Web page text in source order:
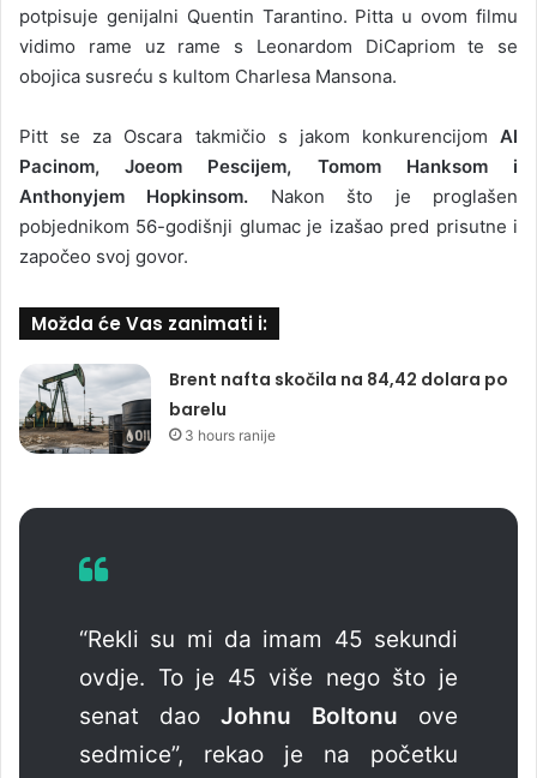
potpisuje genijalni Quentin Tarantino. Pitta u ovom filmu
vidimo rame uz rame s Leonardom DiCapriom te se
obojica susreću s kultom Charlesa Mansona.
Pitt se za Oscara takmičio s jakom konkurencijom Al
Pacinom, Joeom Pescijem, Tomom Hanksom i
Anthonyjem Hopkinsom. Nakon što je proglašen
pobjednikom 56-godišnji glumac je izašao pred prisutne i
započeo svoj govor.
Možda će Vas zanimati i:
Brent nafta skočila na 84,42 dolara po
barelu
3 hours ranije
“Rekli su mi da imam 45 sekundi
ovdje. To je 45 više nego što je
senat dao Johnu Boltonu ove
sedmice”, rekao je na početku